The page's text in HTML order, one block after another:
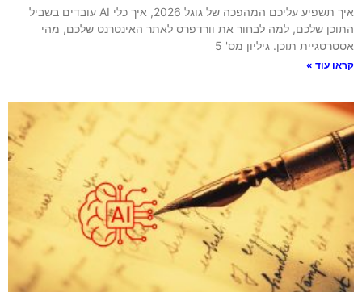
איך תשפיע עליכם המהפכה של גוגל 2026, איך כלי AI עובדים בשביל
התוכן שלכם, למה לבחור את וורדפרס לאתר האינטרנט שלכם, מהי
אסטרטגיית תוכן. גיליון מס' 5
קראו עוד »